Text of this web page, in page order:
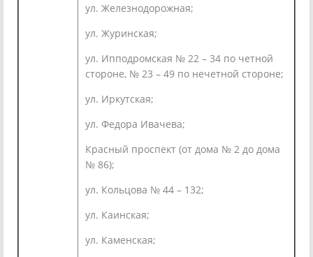
ул. Железнодорожная;
ул. Журинская;
ул. Ипподромская № 22 – 34 по четной
стороне, № 23 – 49 по нечетной стороне;
ул. Иркутская;
ул. Федора Ивачева;
Красный проспект (от дома № 2 до дома
№ 86);
ул. Кольцова № 44 – 132;
ул. Каинская;
ул. Каменская;